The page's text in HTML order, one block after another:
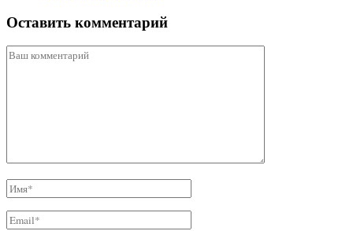
Оставить комментарий